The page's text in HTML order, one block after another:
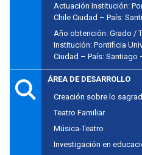
Actuación Institución:
Chile Ciudad – País:
Año obtención: Grado /
Institución: Pontificia
Ciudad – País: Santiago
ÁREA DE DESARROLLO
Creación sobre lo
Teatro Familiar
Música-Teatro
Investigación en